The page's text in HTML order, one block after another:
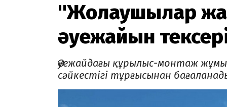
"Жолаушылар
әуежайын
Әуежайдағы құрылыс-монтаж
сәйкестігі тұрғысынан